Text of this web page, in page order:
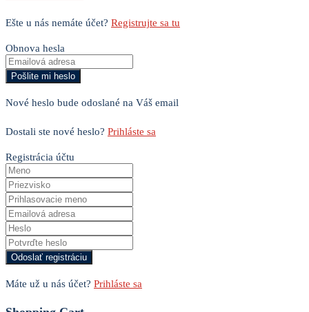
Ešte u nás nemáte účet? Registrujte sa tu
Obnova hesla
Nové heslo bude odoslané na Váš email
Dostali ste nové heslo? Prihláste sa
Registrácia účtu
Máte už u nás účet? Prihláste sa